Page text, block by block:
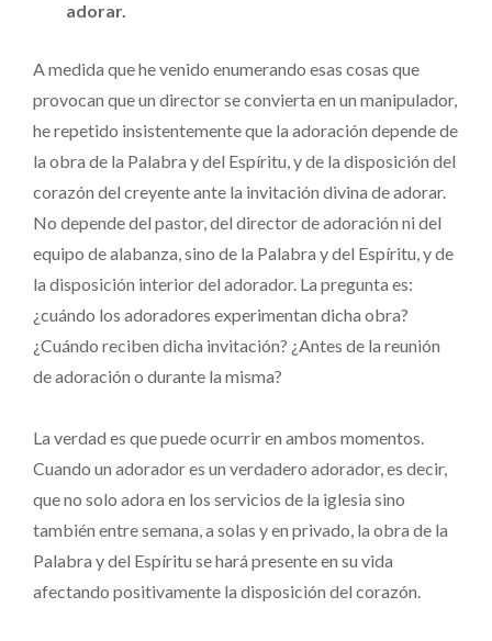
adorar.
A medida que he venido enumerando esas cosas que
provocan que un director se convierta en un manipulador,
he repetido insistentemente que la adoración depende de
la obra de la Palabra y del Espíritu, y de la disposición del
corazón del creyente ante la invitación divina de adorar.
No depende del pastor, del director de adoración ni del
equipo de alabanza, sino de la Palabra y del Espíritu, y de
la disposición interior del adorador. La pregunta es:
¿cuándo los adoradores experimentan dicha obra?
¿Cuándo reciben dicha invitación? ¿Antes de la reunión
de adoración o durante la misma?
La verdad es que puede ocurrir en ambos momentos.
Cuando un adorador es un verdadero adorador, es decir,
que no solo adora en los servicios de la iglesia sino
también entre semana, a solas y en privado, la obra de la
Palabra y del Espíritu se hará presente en su vida
afectando positivamente la disposición del corazón.